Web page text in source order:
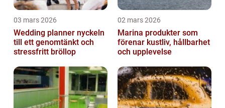
03 mars 2026
Wedding planner nyckeln
till ett genomtänkt och
stressfritt bröllop
02 mars 2026
Marina produkter som
förenar kustliv, hållbarhet
och upplevelse